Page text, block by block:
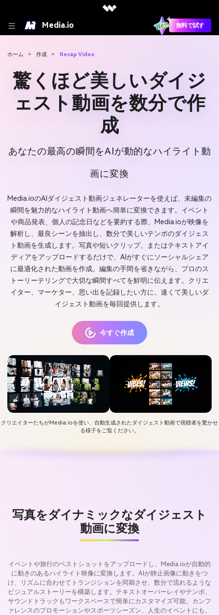
Media.io 無料で試す
ホーム > 作成 > Recap Video
驚くほど美しいダイジ
ェスト動画を数分で作
成
あなたの最高の瞬間をAIが動的なハイライト動
画に変換
Media.ioのAIダイジェスト動画ジェネレーターを使えば、未編集の
瞬間を魅力的なハイライト動画へ簡単に変換できます。イベント
や商品発表、個人の記念日などを要約する際、Media.ioが映像を
解析し、最良シーンを抽出し、数分で美しいテンポのダイジェス
ト動画を生成します。写真や短いクリップ、またはテキストアイ
ディアをアップロードするだけで、AIがすぐにソーシャルシェア
に最適化された動画を作成。編集の手間を省きながら、プロのス
トーリーテリングで大切な瞬間すべてを鮮明に伝えます。クリエ
イター、マーケター、思い出を記録したい方に、速くて美しいダ
イジェスト動画を毎回提供します。
今すぐ作成
クリエイターたちがMedia.ioを使い、自動生成されたダイジェスト動画で視聴者を驚かせ
る様子をご覧ください。
写真をダイナミックなダイジェスト
動画に変換
イベントや旅行のベストショットをアップロードし、Media.ioが自動的
に動きのあるハイライト映像に変換します。AIが静止画像に動きをつ
け、リズムに合わせてトランジションを同期させ、数分で流れるような
ビジュアルストーリーを構築します。テキストオーバーレイやテンポ、
サウンドトラックもワークスペースで簡単にカスタマイズ可能。カンフ
ァレンスのプロモーションやスポーツシーズン、人生のイベントにも、